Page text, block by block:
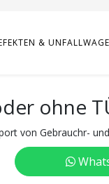
&
ohne
von Gebrauchr-